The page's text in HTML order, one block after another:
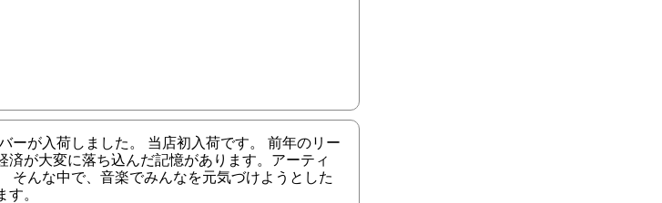
ーが入荷しました。 当店初入荷です。 前年のリー
済が大変に落ち込んだ記憶があります。アーティ
そんな中で、音楽でみんなを元気づけようとした
。